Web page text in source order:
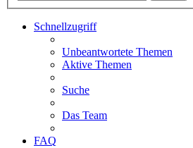
Schnellzugriff
Unbeantwortete Themen
Aktive Themen
Suche
Das Team
FAQ